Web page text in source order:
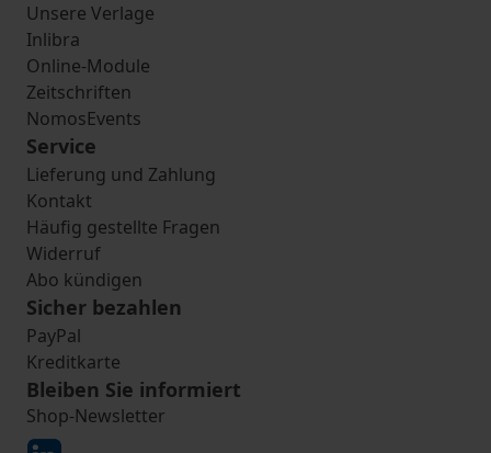
Unsere Verlage
Inlibra
Online-Module
Zeitschriften
NomosEvents
Service
Lieferung und Zahlung
Kontakt
Häufig gestellte Fragen
Widerruf
Abo kündigen
Sicher bezahlen
PayPal
Kreditkarte
Bleiben Sie informiert
Shop-Newsletter